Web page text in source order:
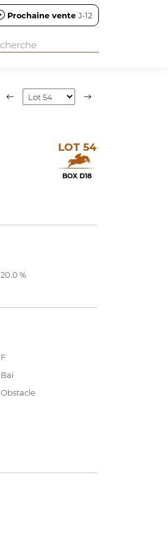
Prochaine vente J-12
LOT 54
BOX D18
20.0 %
F
Bai
Obstacle